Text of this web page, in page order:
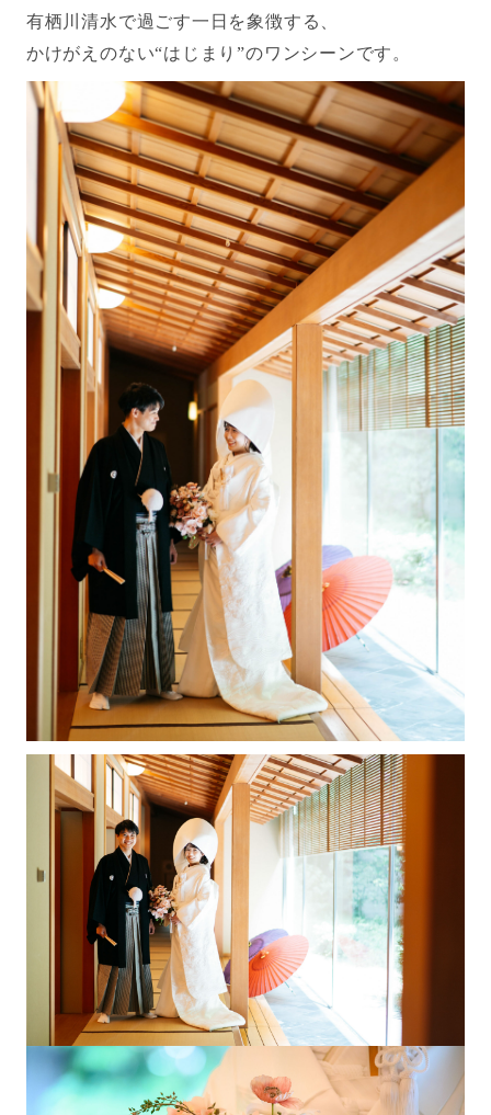
有栖川清水で過ごす一日を象徴する、
かけがえのない“はじまり”のワンシーンです。